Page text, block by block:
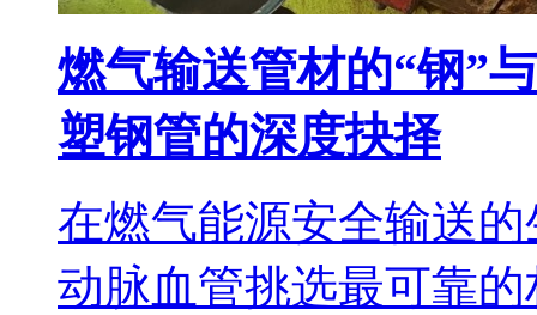
燃气输送管材的“钢”
塑钢管的深度抉择
在燃气能源安全输送
动脉血管挑选最可靠